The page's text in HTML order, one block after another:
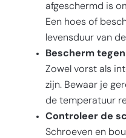
afgeschermd is
Een hoes of
levensduur van
Bescherm
Zowel vorst als
zijn. Bewaar je
de temperatuur
Controleer de
Schroeven en